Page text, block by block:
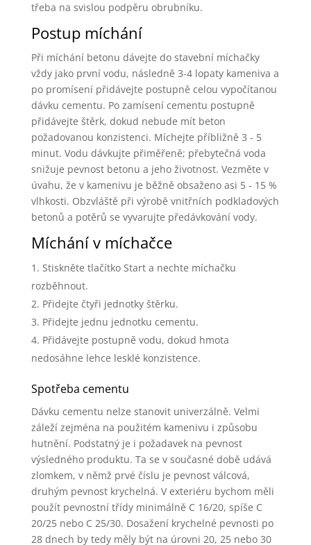
třeba na svislou podpěru obrubníku.
Postup míchání
Při míchání betonu dávejte do stavební míchačky
vždy jako první vodu, následně 3-4 lopaty kameniva a
po promísení přidávejte postupně celou vypočítanou
dávku cementu. Po zamísení cementu postupně
přidávejte štěrk, dokud nebude mít beton
požadovanou konzistenci. Míchejte příbližně 3 - 5
minut. Vodu dávkujte přiměřeně; přebytečná voda
snižuje pevnost betonu a jeho životnost. Vezměte v
úvahu, že v kamenivu je běžně obsaženo asi 5 - 15 %
vlhkosti. Obzvláště při výrobě vnitřních podkladových
betonů a potěrů se vyvarujte předávkování vody.
Míchání v míchačce
Stiskněte tlačítko Start a nechte míchačku
rozběhnout.
Přidejte čtyři jednotky štěrku.
Přidejte jednu jednotku cementu.
Přidávejte postupně vodu, dokud hmota
nedosáhne lehce lesklé konzistence.
Spotřeba cementu
Dávku cementu nelze stanovit univerzálně. Velmi
záleží zejména na použitém kamenivu i způsobu
hutnění. Podstatný je i požadavek na pevnost
výsledného produktu. Ta se v současné době udává
zlomkem, v němž prvé číslu je pevnost válcová,
druhým pevnost krychelná. V exteriéru bychom měli
použít pevnostní třídy minimálně C 16/20, spíše C
20/25 nebo C 25/30. Dosažení krychelné pevnosti po
28 dnech by tedy měly být na úrovni 20, 25 nebo 30